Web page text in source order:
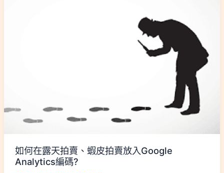
如何在露天拍賣、蝦皮拍賣放入Google
Analytics編碼?